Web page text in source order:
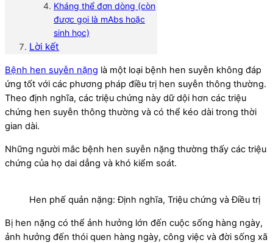
Kháng thể đơn dòng (còn
được gọi là mAbs hoặc
sinh học)
Lời kết
Bệnh hen suyễn nặng là một loại bệnh hen suyễn không đáp
ứng tốt với các phương pháp điều trị hen suyễn thông thường.
Theo định nghĩa, các triệu chứng này dữ dội hơn các triệu
chứng hen suyễn thông thường và có thể kéo dài trong thời
gian dài.
Những người mắc bệnh hen suyễn nặng thường thấy các triệu
chứng của họ dai dẳng và khó kiểm soát.
Hen phế quản nặng: Định nghĩa, Triệu chứng và Điều trị
Bị hen nặng có thể ảnh hưởng lớn đến cuộc sống hàng ngày,
ảnh hưởng đến thói quen hàng ngày, công việc và đời sống xã